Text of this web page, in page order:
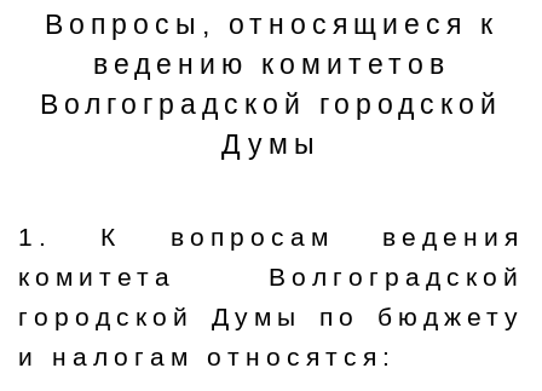
Вопросы, относящиеся к
ведению комитетов
Волгоградской городской
Думы
1. К вопросам ведения
комитета Волгоградской
городской Думы по бюджету
и налогам относятся: